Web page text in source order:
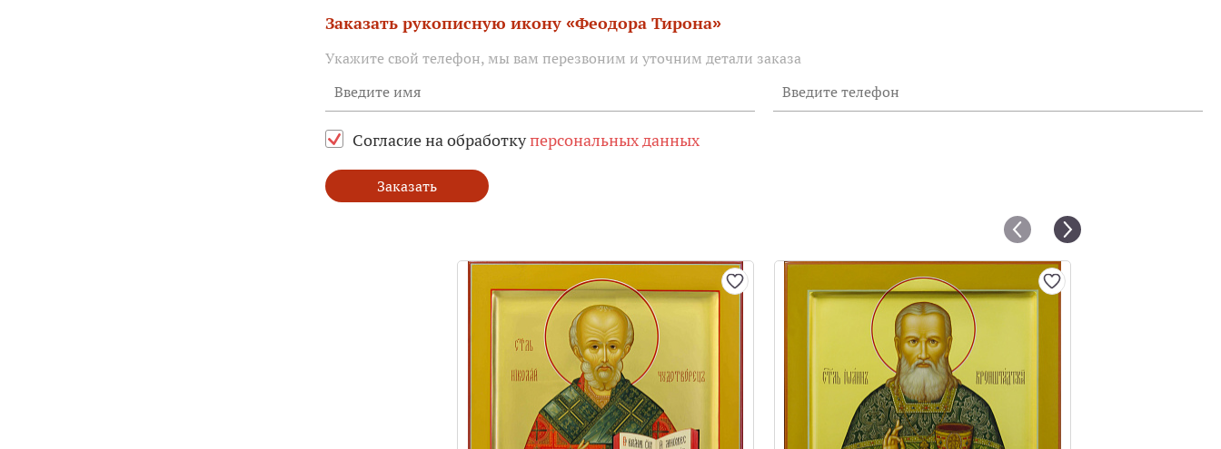
Заказать рукописную икону «Феодора Тирона»
Укажите свой телефон, мы вам перезвоним и уточним детали заказа
Согласие на обработкуперсональных данных
Заказать